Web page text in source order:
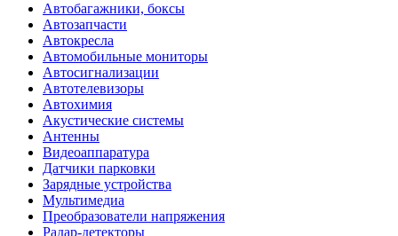
Автобагажники, боксы
Автозапчасти
Автокресла
Автомобильные мониторы
Автосигнализации
Автотелевизоры
Автохимия
Акустические системы
Антенны
Видеоаппаратура
Датчики парковки
Зарядные устройства
Мультимедиа
Преобразователи напряжения
Радар-детекторы